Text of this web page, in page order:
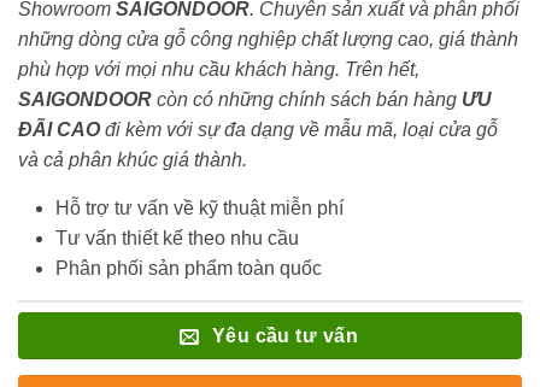
Showroom SAIGONDOOR. Chuyên sản xuất và phân phối
những dòng cửa gỗ công nghiệp chất lượng cao, giá thành
phù hợp với mọi nhu cầu khách hàng. Trên hết,
SAIGONDOOR còn có những chính sách bán hàng ƯU
ĐÃI CAOđi kèm với sự đa dạng về mẫu mã, loại cửa gỗ
và cả phân khúc giá thành.
Hỗ trợ tư vấn về kỹ thuật miễn phí
Tư vấn thiết kế theo nhu cầu
Phân phối sản phẩm toàn quốc
Yêu cầu tư vấn